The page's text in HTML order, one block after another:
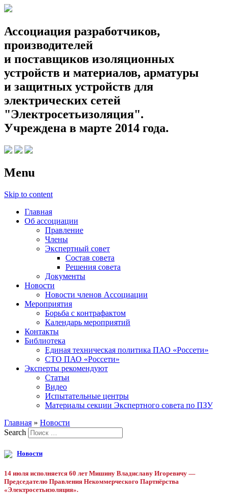
Ассоциация разработчиков,
производителей
и поставщиков изоляционных
устройств и материалов, арматуры
и защитных устройств для
электрических сетей
"Электросетьизоляция".
Учреждена в марте 2014 года.
Menu
Skip to content
Главная
Об ассоциации
Правление
Члены
Экспертный совет
Состав совета
Решения совета
Документы
Новости
Новости членов Ассоциации
Мероприятия
Борьба с контрафактом
Календарь мероприятий
Контакты
Библиотека
Единая техническая политика ПАО «Россети»
СТО ПАО «Россети»
Эксперты рекомендуют
Статьи
Видео
Испытательные центры
Материалы секции Экспертного совета по ПЗУ
Главная » Новости
Search
Новости
14 июля исполняется 60 лет Мишину Владиславу Игоревичу —
Председателю Правления Некоммерческого Партнёрства
«Электросетьизоляция».